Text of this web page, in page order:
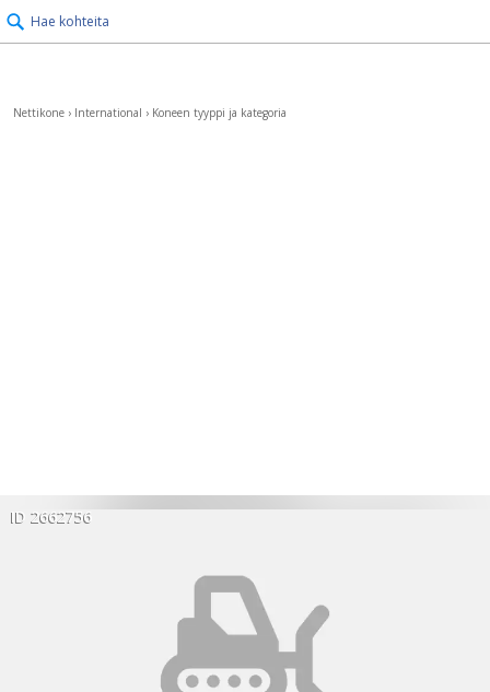
Hae kohteita
Nettikone › International › Koneen tyyppi ja kategoria
ID 2662756